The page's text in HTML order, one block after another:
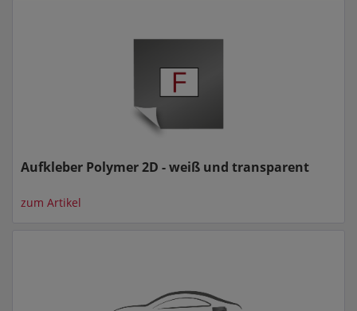
Aufkleber Polymer 2D - weiß und transparent
zum Artikel